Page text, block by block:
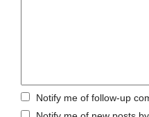
Notify me of follow-up